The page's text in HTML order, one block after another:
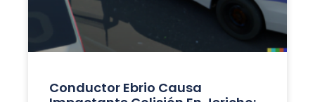
Conductor Ebrio Causa